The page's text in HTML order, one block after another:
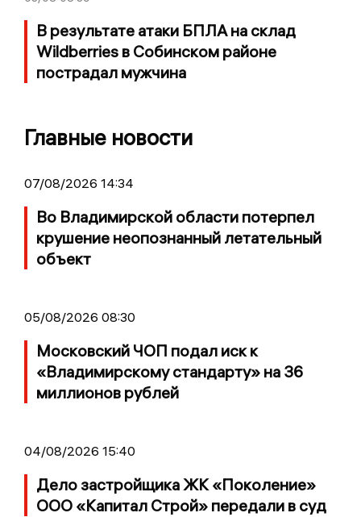
В результате атаки БПЛА на склад
Wildberries в Собинском районе
пострадал мужчина
Главные новости
07/08/2026 14:34
Во Владимирской области потерпел
крушение неопознанный летательный
объект
05/08/2026 08:30
Московский ЧОП подал иск к
«Владимирскому стандарту» на 36
миллионов рублей
04/08/2026 15:40
Дело застройщика ЖК «Поколение»
ООО «Капитал Строй» передали в суд